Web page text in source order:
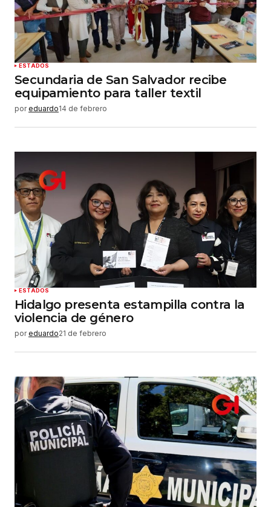
ESTADOS
Secundaria de San Salvador recibe
equipamiento para taller textil
por eduardo14 de febrero
ESTADOS
Hidalgo presenta estampilla contra la
violencia de género
por eduardo21 de febrero